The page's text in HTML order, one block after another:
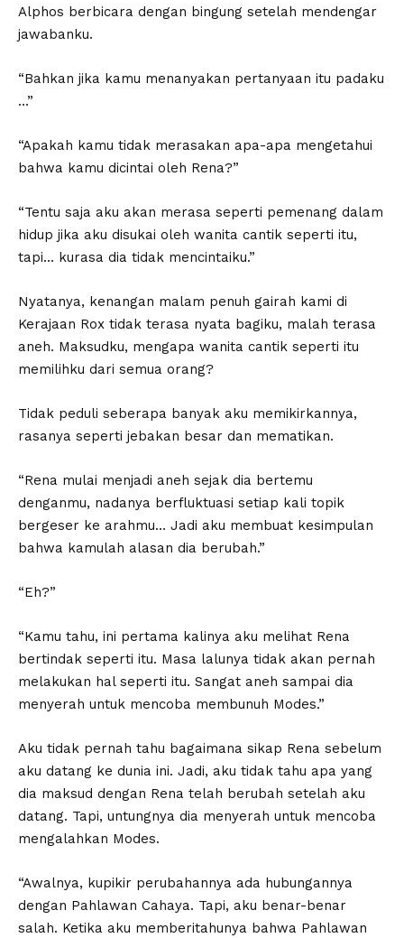
Alphos berbicara dengan bingung setelah mendengar
jawabanku.
“Bahkan jika kamu menanyakan pertanyaan itu padaku
…”
“Apakah kamu tidak merasakan apa-apa mengetahui
bahwa kamu dicintai oleh Rena?”
“Tentu saja aku akan merasa seperti pemenang dalam
hidup jika aku disukai oleh wanita cantik seperti itu,
tapi… kurasa dia tidak mencintaiku.”
Nyatanya, kenangan malam penuh gairah kami di
Kerajaan Rox tidak terasa nyata bagiku, malah terasa
aneh. Maksudku, mengapa wanita cantik seperti itu
memilihku dari semua orang?
Tidak peduli seberapa banyak aku memikirkannya,
rasanya seperti jebakan besar dan mematikan.
“Rena mulai menjadi aneh sejak dia bertemu
denganmu, nadanya berfluktuasi setiap kali topik
bergeser ke arahmu… Jadi aku membuat kesimpulan
bahwa kamulah alasan dia berubah.”
“Eh?”
“Kamu tahu, ini pertama kalinya aku melihat Rena
bertindak seperti itu. Masa lalunya tidak akan pernah
melakukan hal seperti itu. Sangat aneh sampai dia
menyerah untuk mencoba membunuh Modes.”
Aku tidak pernah tahu bagaimana sikap Rena sebelum
aku datang ke dunia ini. Jadi, aku tidak tahu apa yang
dia maksud dengan Rena telah berubah setelah aku
datang. Tapi, untungnya dia menyerah untuk mencoba
mengalahkan Modes.
“Awalnya, kupikir perubahannya ada hubungannya
dengan Pahlawan Cahaya. Tapi, aku benar-benar
salah. Ketika aku memberitahunya bahwa Pahlawan